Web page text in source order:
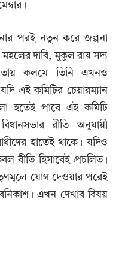
পরই নতুন করে জল্পনা
দাবি, মুকুল রায় সদ্য
কলমে তিনি এখনও
এই কমিটির চেয়ারম্যান
হতেই পারে এই কমিটি
রীতি অনুযায়ী
হাতেই থাকে। যদিও
রীতি হিসাবেই প্রচলিত।
যোগ দেওয়ার পরেই
এখন দেখার বিষয়